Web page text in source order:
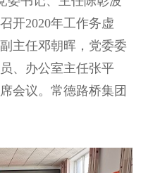
开2020年工作务虚
主任邓朝晖，党委委
、办公室主任张平
会议。常德路桥集团